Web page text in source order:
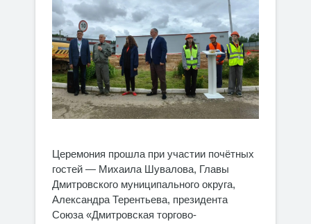
Церемония прошла при участии почётных
гостей — Михаила Шувалова, Главы
Дмитровского муниципального округа,
Александра Терентьева, президента
Союза «Дмитровская торгово-